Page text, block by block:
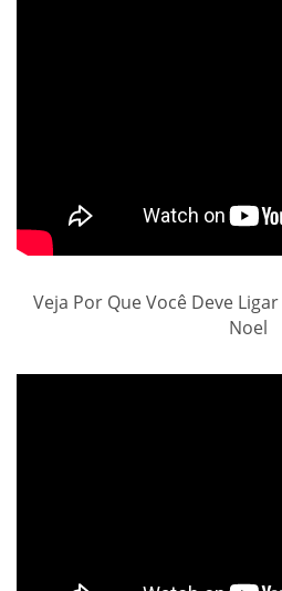
Veja Por Que Você Deve
Noel